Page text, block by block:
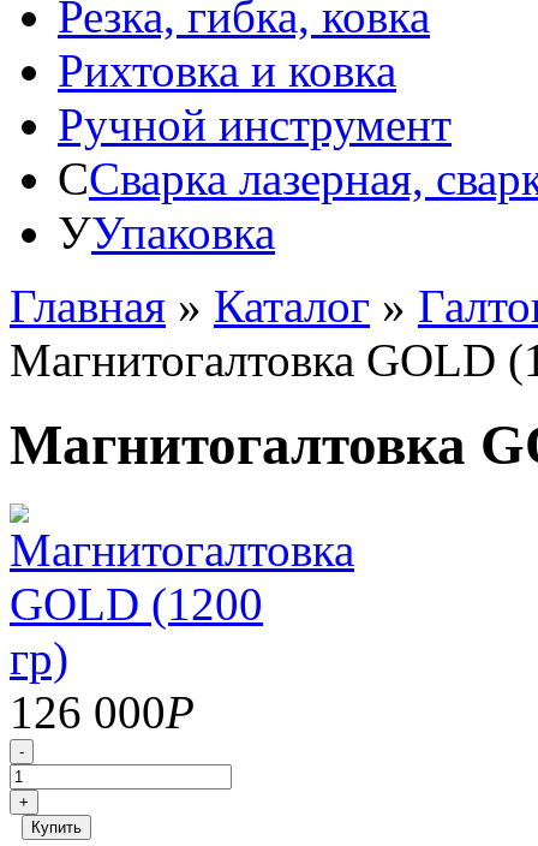
Резка, гибка, ковка
Рихтовка и ковка
Ручной инструмент
ССварка лазерная,
УУпаковка
Главная » Каталог »
Магнитогалтовка GOLD
Магнитогалтовка
126 000Р
-
+
Купить